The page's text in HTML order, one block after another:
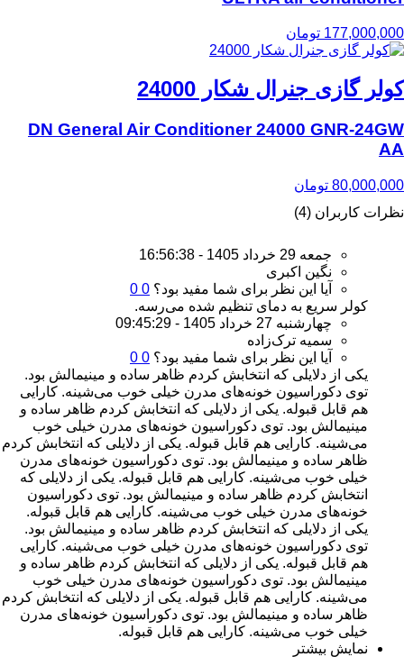
177,000,000 تومان
کولر گازی جنرال شکار 24000
DN General Air Conditioner 24000 GNR-24GW
AA
80,000,000 تومان
نظرات کاربران (4)
جمعه 29 خرداد 1405 - 16:56:38
نگین اکبری
آیا این نظر برای شما مفید بود؟ 0
0
کولر سریع به دمای تنظیم شده می‌رسه.
چهارشنبه 27 خرداد 1405 - 09:45:29
سمیه ترک‌زاده
آیا این نظر برای شما مفید بود؟ 0
0
یکی از دلایلی که انتخابش کردم ظاهر ساده و مینیمالش بود.
توی دکوراسیون خونه‌های مدرن خیلی خوب می‌شینه. کارایی
هم قابل قبوله. یکی از دلایلی که انتخابش کردم ظاهر ساده و
مینیمالش بود. توی دکوراسیون خونه‌های مدرن خیلی خوب
می‌شینه. کارایی هم قابل قبوله. یکی از دلایلی که انتخابش کردم
ظاهر ساده و مینیمالش بود. توی دکوراسیون خونه‌های مدرن
خیلی خوب می‌شینه. کارایی هم قابل قبوله. یکی از دلایلی که
انتخابش کردم ظاهر ساده و مینیمالش بود. توی دکوراسیون
خونه‌های مدرن خیلی خوب می‌شینه. کارایی هم قابل قبوله.
یکی از دلایلی که انتخابش کردم ظاهر ساده و مینیمالش بود.
توی دکوراسیون خونه‌های مدرن خیلی خوب می‌شینه. کارایی
هم قابل قبوله. یکی از دلایلی که انتخابش کردم ظاهر ساده و
مینیمالش بود. توی دکوراسیون خونه‌های مدرن خیلی خوب
می‌شینه. کارایی هم قابل قبوله. یکی از دلایلی که انتخابش کردم
ظاهر ساده و مینیمالش بود. توی دکوراسیون خونه‌های مدرن
خیلی خوب می‌شینه. کارایی هم قابل قبوله.
نمایش بیشتر